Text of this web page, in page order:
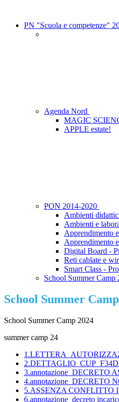
PN "Scuola e competenze"
Agenda Nord
MAGIC
APPLE estate!
PON 2014-2020
Ambienti
Ambienti e
Apprendimento
Apprendimento
Digital Board -
Reti cablate e
Smart Class -
School Summer Camp
School Summer
School Summer Camp 2024
summer camp 24
3.annotazione_DECRETO
4.annotazione_DECRETO
5.ASSENZA CONFLITTO
6.annotazione_decreto